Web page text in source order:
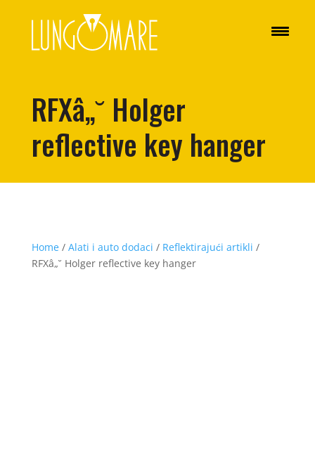
RFXâ„˘ Holger
reflective key hanger
Home/ Alati i auto dodaci / Reflektirajući artikli /
RFXâ„˘ Holger reflective key hanger